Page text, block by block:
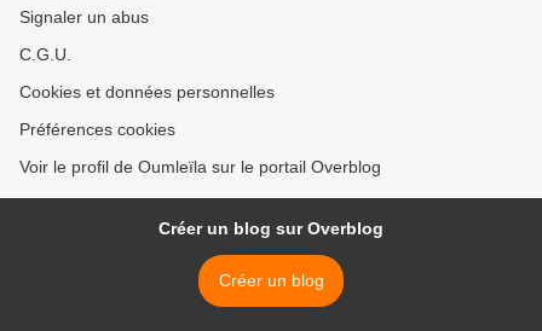
Signaler un abus
C.G.U.
Cookies et données personnelles
Préférences cookies
Voir le profil de Oumleïla sur le portail Overblog
Créer un blog sur Overblog
Créer un blog